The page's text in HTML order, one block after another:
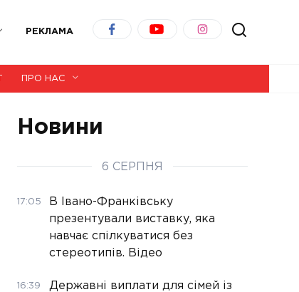
РЕКЛАМА
ПРО НАС
Новини
6 СЕРПНЯ
17:05
В Івано-Франківську
презентували виставку, яка
навчає спілкуватися без
стереотипів. Відео
16:39
Державні виплати для сімей із